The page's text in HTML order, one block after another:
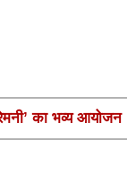
का भव्य आयोजन